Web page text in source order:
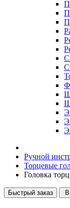
Ручной
Торцевые
Головка
Быстрый заказ